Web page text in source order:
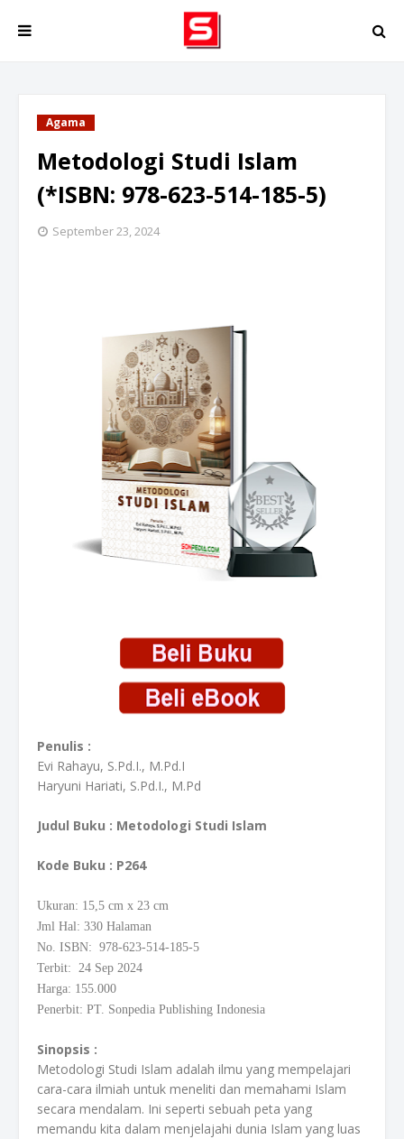
Agama
Metodologi Studi Islam
(*ISBN: 978-623-514-185-5)
September 23, 2024
Penulis :
Evi Rahayu, S.Pd.I., M.Pd.I
Haryuni Hariati, S.Pd.I., M.Pd
Judul Buku : Metodologi Studi Islam
Kode Buku : P264
Ukuran: 15,5 cm x 23 cm
Jml Hal: 330 Halaman
No. ISBN: 978-623-514-185-5
Terbit: 24 Sep 2024
Harga: 155.000
Penerbit: PT. Sonpedia Publishing Indonesia
Sinopsis :
Metodologi Studi Islam adalah ilmu yang mempelajari
cara-cara ilmiah untuk meneliti dan memahami Islam
secara mendalam. Ini seperti sebuah peta yang
memandu kita dalam menjelajahi dunia Islam yang luas